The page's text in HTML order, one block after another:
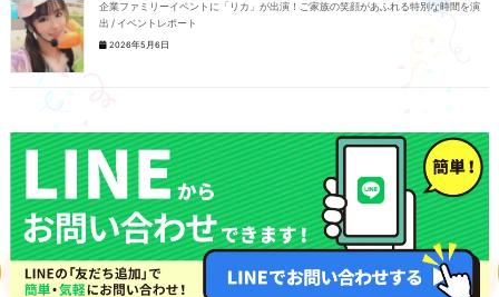
企業ファミリーイベントに「リカ」が出演！ご家族の笑顔があふれる特別な時間を演
出 / イベントレポート
2026年5月6日